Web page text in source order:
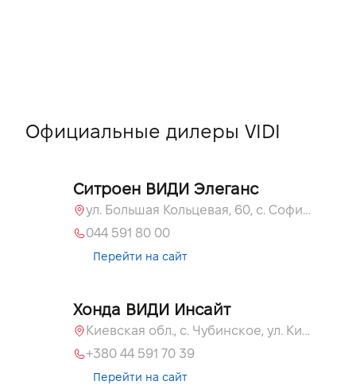
Официальные дилеры VIDI
Ситроен ВИДИ Элеганс
ул. Большая Кольцевая, 60, с. Софиевская Борщаговка, Киевская обл., 08131
044 591 80 00
Перейти на сайт
Хонда ВИДИ Инсайт
Киевская обл., c. Чубинское, ул. Киевская, 55
+380 44 591 70 39
Перейти на сайт